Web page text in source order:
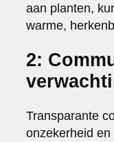
aan planten,
warme,
2:
Transparante
onzekerheid